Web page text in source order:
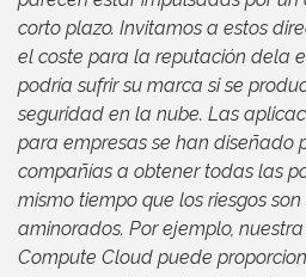
corto plazo. Invitamos a estos
el coste para la reputación dela
podría sufrir su marca si se
seguridad en la nube. Las
para empresas se han diseñado
compañías a obtener todas las
mismo tiempo que los riesgos
aminorados. Por ejemplo,
Compute Cloud puede